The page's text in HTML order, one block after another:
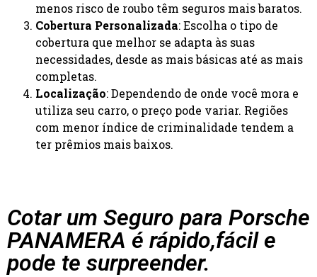
menos risco de roubo têm seguros mais baratos.
Cobertura Personalizada: Escolha o tipo de
cobertura que melhor se adapta às suas
necessidades, desde as mais básicas até as mais
completas.
Localização: Dependendo de onde você mora e
utiliza seu carro, o preço pode variar. Regiões
com menor índice de criminalidade tendem a
ter prêmios mais baixos.
Cotar um Seguro para Porsche
PANAMERA é rápido,fácil e
pode te surpreender.